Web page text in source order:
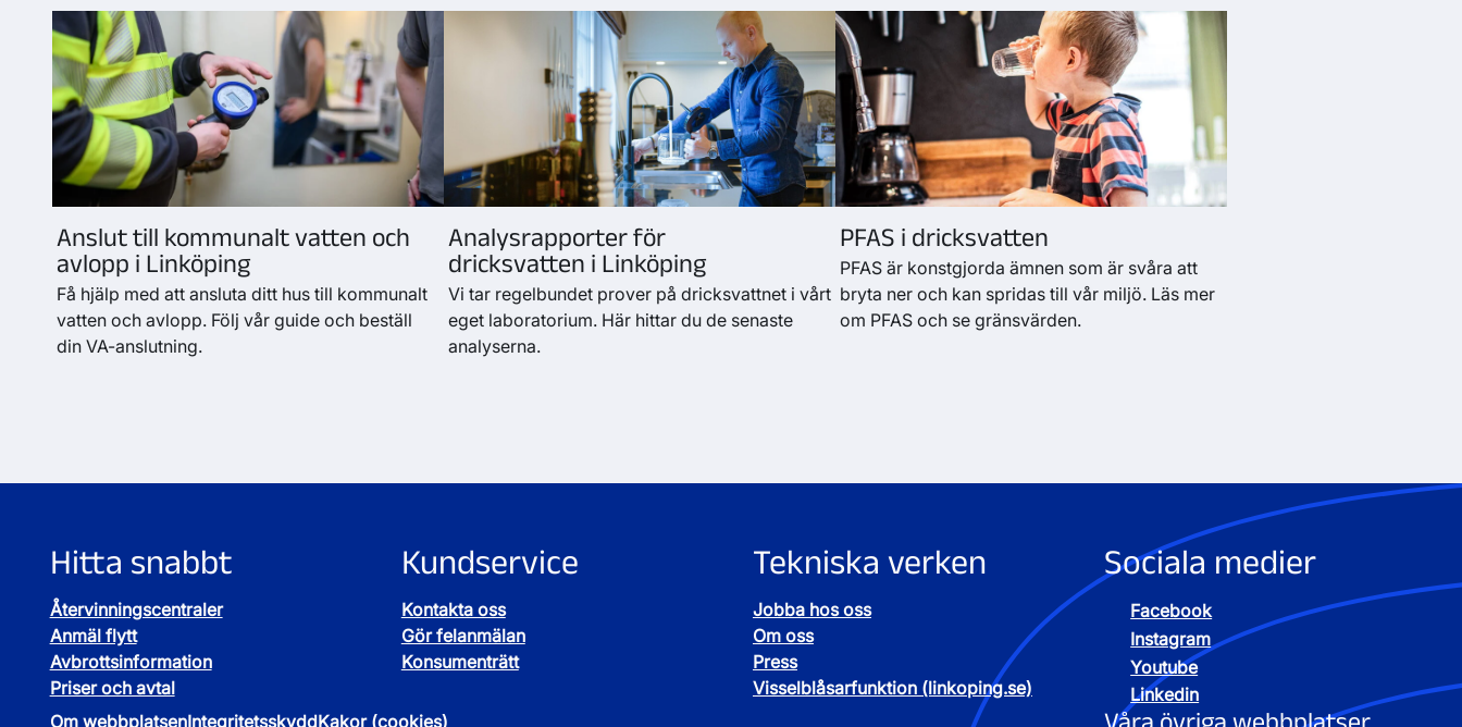
Anslut till kommunalt vatten och
avlopp i Linköping
Få hjälp med att ansluta ditt hus till kommunalt
vatten och avlopp. Följ vår guide och beställ
din VA-anslutning.
Analysrapporter för
dricksvatten i Linköping
Vi tar regelbundet prover på dricksvattnet i vårt
eget laboratorium. Här hittar du de senaste
analyserna.
PFAS i dricksvatten
PFAS är konstgjorda ämnen som är svåra att
bryta ner och kan spridas till vår miljö. Läs mer
om PFAS och se gränsvärden.
Hitta snabbt
Återvinningscentraler
Anmäl flytt
Avbrottsinformation
Priser och avtal
Kundservice
Kontakta oss
Gör felanmälan
Konsumenträtt
Tekniska verken
Jobba hos oss
Om oss
Press
Visselblåsarfunktion (linkoping.se)
Sociala medier
Facebook
Instagram
Youtube
Linkedin
Om webbplatsenIntegritetsskyddKakor (cookies) Våra övriga webbplatser